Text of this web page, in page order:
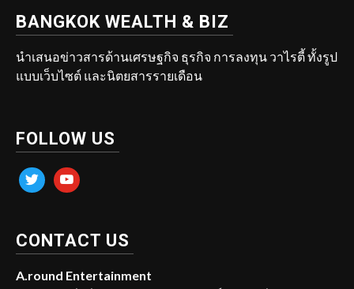
BANGKOK WEALTH & BIZ
นำเสนอข่าวสารด้านเศรษฐกิจ ธุรกิจ การลงทุน วาไรตี้ ทั้งรูป
แบบเว็บไซต์ และนิตยสารรายเดือน
FOLLOW US
twitter youtube
CONTACT US
A.round Entertainment